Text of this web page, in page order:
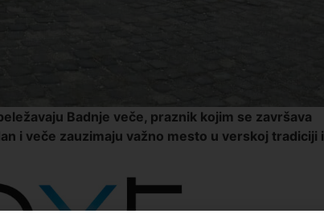
Badnje veče, praznik kojim se završava
i veče zauzimaju važno mesto u verskoj tradiciji i